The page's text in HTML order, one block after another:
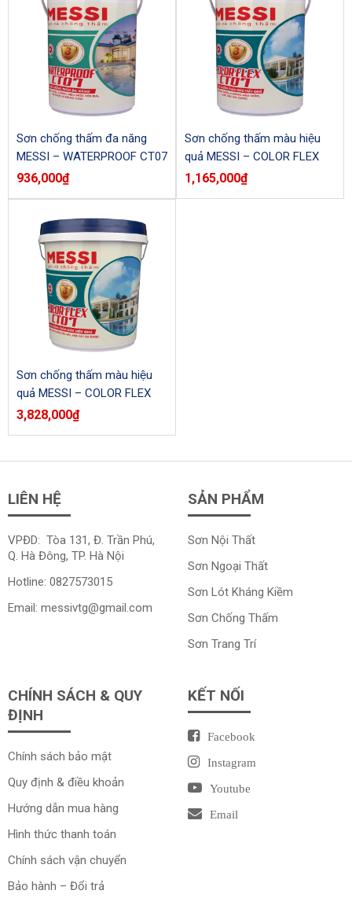
Sơn chống thấm đa năng
MESSI – WATERPROOF CT07
MS6.7 (Lon)
936,000₫
Sơn chống thấm màu hiệu
quả MESSI – COLOR FLEX
MS6.77 (Lon)
1,165,000₫
Sơn chống thấm màu hiệu
quả MESSI – COLOR FLEX
MS6.77 (Thùng)
3,828,000₫
LIÊN HỆ
VPĐD: Tòa 131, Đ. Trần Phú,
Q. Hà Đông, TP. Hà Nội
Hotline: 0827573015
Email: messivtg@gmail.com
SẢN PHẨM
Sơn Nội Thất
Sơn Ngoại Thất
Sơn Lót Kháng Kiềm
Sơn Chống Thấm
Sơn Trang Trí
CHÍNH SÁCH & QUY
ĐỊNH
Chính sách bảo mật
Quy định & điều khoản
Hướng dẫn mua hàng
Hình thức thanh toán
Chính sách vận chuyển
Bảo hành – Đổi trả
KẾT NỐI
Facebook
Instagram
Youtube
Email